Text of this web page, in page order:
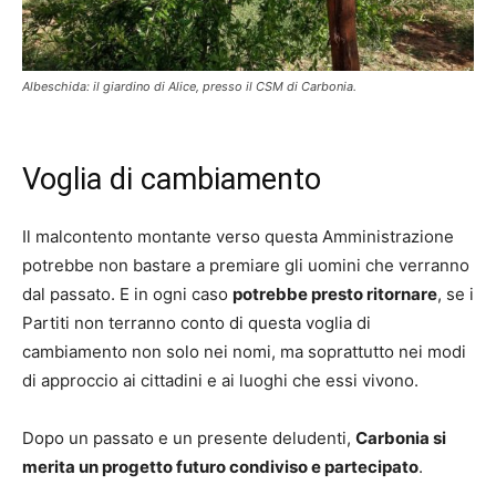
Albeschida: il giardino di Alice, presso il CSM di Carbonia.
Voglia di cambiamento
Il malcontento montante verso questa Amministrazione
potrebbe non bastare a premiare gli uomini che verranno
dal passato. E in ogni caso potrebbe presto ritornare, se i
Partiti non terranno conto di questa voglia di
cambiamento non solo nei nomi, ma soprattutto nei modi
di approccio ai cittadini e ai luoghi che essi vivono.
Dopo un passato e un presente deludenti, Carbonia si
merita un progetto futuro condiviso e partecipato.